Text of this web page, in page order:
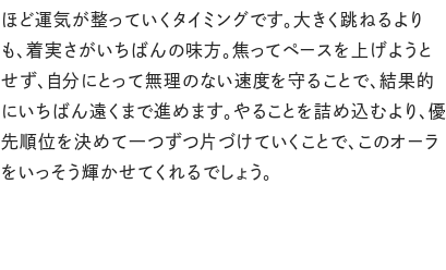
ほど運気が整っていくタイミングです。大きく跳ねるより
も、着実さがいちばんの味方。焦ってペースを上げようと
せず、自分にとって無理のない速度を守ることで、結果的
にいちばん遠くまで進めます。やることを詰め込むより、優
先順位を決めて一つずつ片づけていくことで、このオーラ
をいっそう輝かせてくれるでしょう。